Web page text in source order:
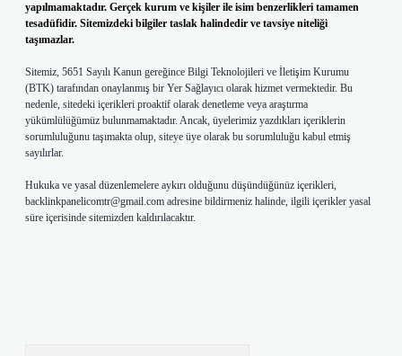
yapılmamaktadır. Gerçek kurum ve kişiler ile isim benzerlikleri tamamen
tesadüfidir. Sitemizdeki bilgiler taslak halindedir ve tavsiye niteliği
taşımazlar.
Sitemiz, 5651 Sayılı Kanun gereğince Bilgi Teknolojileri ve İletişim Kurumu
(BTK) tarafından onaylanmış bir Yer Sağlayıcı olarak hizmet vermektedir. Bu
nedenle, sitedeki içerikleri proaktif olarak denetleme veya araştırma
yükümlülüğümüz bulunmamaktadır. Ancak, üyelerimiz yazdıkları içeriklerin
sorumluluğunu taşımakta olup, siteye üye olarak bu sorumluluğu kabul etmiş
sayılırlar.
Hukuka ve yasal düzenlemelere aykırı olduğunu düşündüğünüz içerikleri,
backlinkpanelicomtr@gmail.com adresine bildirmeniz halinde, ilgili içerikler yasal
süre içerisinde sitemizden kaldırılacaktır.